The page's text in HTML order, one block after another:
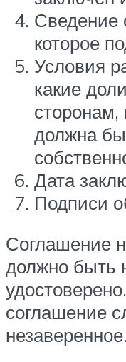
Сведение
которое
Условия
какие
сторонам,
должна
Дата
Подписи
Соглашение
должно быть
соглашение
незаверенное.